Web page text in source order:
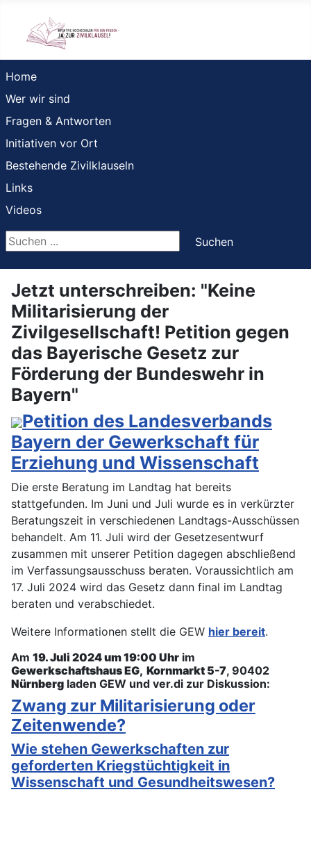
Home
Wer wir sind
Fragen & Antworten
Initiativen vor Ort
Bestehende Zivilklauseln
Links
Videos
Suchen ...
Suchen
Jetzt unterschreiben: "Keine
Militarisierung der
Zivilgesellschaft! Petition gegen
das Bayerische Gesetz zur
Förderung der Bundeswehr in
Bayern"
Petition des Landesverbands
Bayern der Gewerkschaft für
Erziehung und Wissenschaft
Die erste Beratung im Landtag hat bereits
stattgefunden. Im Juni und Juli wurde es in verkürzter
Beratungszeit in verschiedenen Landtags-Ausschüssen
behandelt. Am 11. Juli wird der Gesetzesentwurf
zusammen mit unserer Petition dagegen abschließend
im Verfassungsausschuss beraten. Voraussichtlich am
17. Juli 2024 wird das Gesetz dann final im Landtag
beraten und verabschiedet.
Weitere Informationen stellt die GEW hier bereit.
Am 19. Juli 2024 um 19:00 Uhr im
Gewerkschaftshaus EG, Kornmarkt 5-7, 90402
Nürnberg laden GEW und ver.di zur Diskussion:
Zwang zur Militarisierung oder
Zeitenwende?
Wie stehen Gewerkschaften zur
geforderten Kriegstüchtigkeit in
Wissenschaft und Gesundheitswesen?